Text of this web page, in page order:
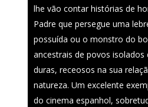
lhe vão contar histórias de
Padre que persegue uma
possuída ou o monstro do
ancestrais de povos isolados
duras, receosos na sua
natureza. Um excelente
do cinema espanhol,